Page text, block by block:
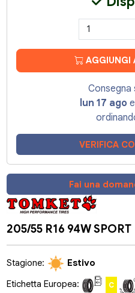
AGGIUNGI
lun 17 ago e
VERIFICA
Fai una
205/55 R16 94W SPORT
Stagione:
Estivo
Etichetta Europea:
C